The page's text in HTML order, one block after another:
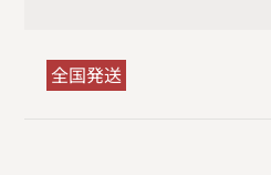
全国発送